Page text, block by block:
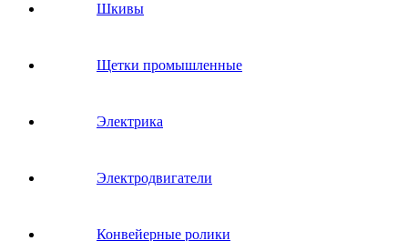
Шкивы
Щетки промышленные
Электрика
Электродвигатели
Конвейерные ролики